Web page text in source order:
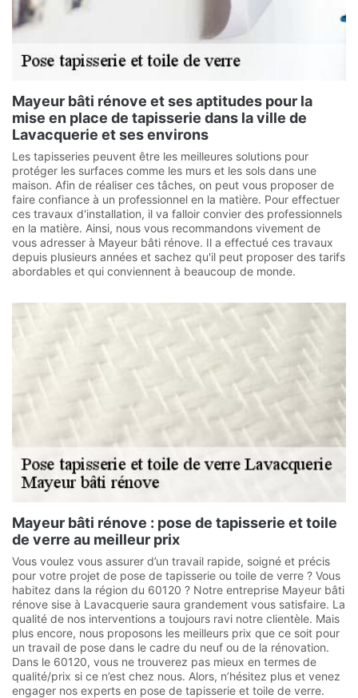
Mayeur bâti rénove et ses aptitudes pour la
mise en place de tapisserie dans la ville de
Lavacquerie et ses environs
Les tapisseries peuvent être les meilleures solutions pour
protéger les surfaces comme les murs et les sols dans une
maison. Afin de réaliser ces tâches, on peut vous proposer de
faire confiance à un professionnel en la matière. Pour effectuer
ces travaux d'installation, il va falloir convier des professionnels
en la matière. Ainsi, nous vous recommandons vivement de
vous adresser à Mayeur bâti rénove. Il a effectué ces travaux
depuis plusieurs années et sachez qu'il peut proposer des tarifs
abordables et qui conviennent à beaucoup de monde.
Mayeur bâti rénove : pose de tapisserie et toile
de verre au meilleur prix
Vous voulez vous assurer d’un travail rapide, soigné et précis
pour votre projet de pose de tapisserie ou toile de verre ? Vous
habitez dans la région du 60120 ? Notre entreprise Mayeur bâti
rénove sise à Lavacquerie saura grandement vous satisfaire. La
qualité de nos interventions a toujours ravi notre clientèle. Mais
plus encore, nous proposons les meilleurs prix que ce soit pour
un travail de pose dans le cadre du neuf ou de la rénovation.
Dans le 60120, vous ne trouverez pas mieux en termes de
qualité/prix si ce n’est chez nous. Alors, n’hésitez plus et venez
engager nos experts en pose de tapisserie et toile de verre.